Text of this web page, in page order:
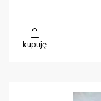
kupuję